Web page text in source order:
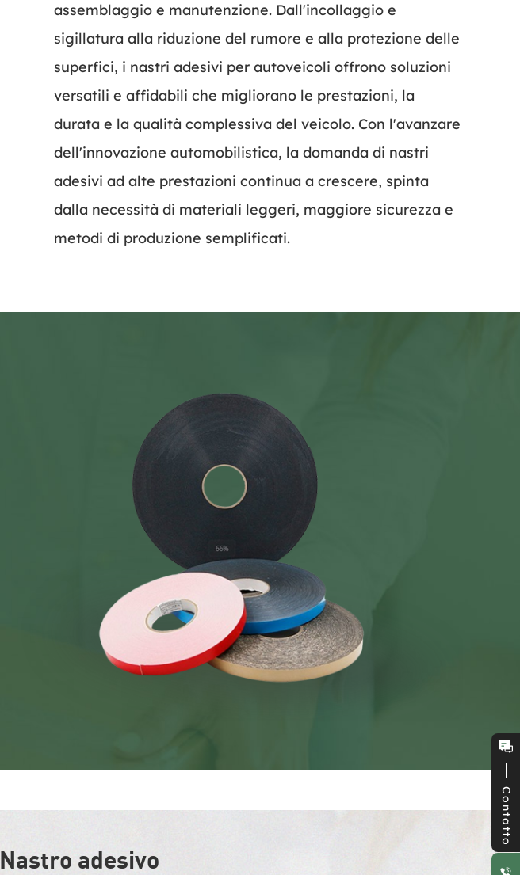
assemblaggio e manutenzione. Dall'incollaggio e
sigillatura alla riduzione del rumore e alla protezione delle
superfici, i nastri adesivi per autoveicoli offrono soluzioni
versatili e affidabili che migliorano le prestazioni, la
durata e la qualità complessiva del veicolo. Con l'avanzare
dell'innovazione automobilistica, la domanda di nastri
adesivi ad alte prestazioni continua a crescere, spinta
dalla necessità di materiali leggeri, maggiore sicurezza e
metodi di produzione semplificati.
Nastro adesivo
Contatto